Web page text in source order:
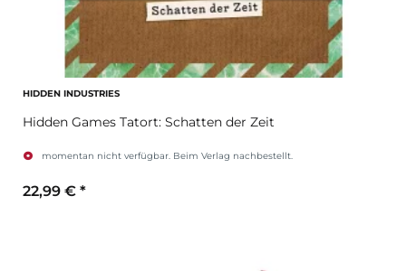
HIDDEN INDUSTRIES
Hidden Games Tatort: Schatten der Zeit
momentan nicht verfügbar. Beim Verlag nachbestellt.
22,99 € *